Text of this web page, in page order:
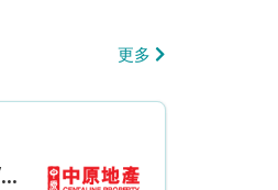
更多
業務拓展助理 (大角咀/荔枝角/九龍塘)